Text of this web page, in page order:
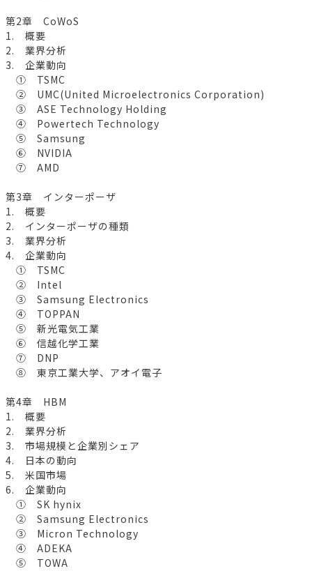
第2章 CoWoS
1. 概要
2. 業界分析
3. 企業動向
① TSMC
② UMC(United Microelectronics Corporation)
③ ASE Technology Holding
④ Powertech Technology
⑤ Samsung
⑥ NVIDIA
⑦ AMD
第3章 インターポーザ
1. 概要
2. インターポーザの種類
3. 業界分析
4. 企業動向
① TSMC
② Intel
③ Samsung Electronics
④ TOPPAN
⑤ 新光電気工業
⑥ 信越化学工業
⑦ DNP
⑧ 東京工業大学、アオイ電子
第4章 HBM
1. 概要
2. 業界分析
3. 市場規模と企業別シェア
4. 日本の動向
5. 米国市場
6. 企業動向
① SK hynix
② Samsung Electronics
③ Micron Technology
④ ADEKA
⑤ TOWA